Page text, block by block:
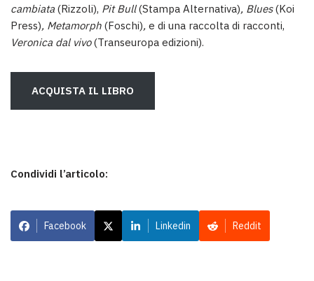
cambiata (Rizzoli), Pit Bull(Stampa Alternativa), Blues(Koi
Press), Metamorph (Foschi), e di una raccolta di racconti,
Veronica dal vivo(Transeuropa edizioni).
ACQUISTA IL LIBRO
Condividi l’articolo:
Facebook Linkedin Reddit